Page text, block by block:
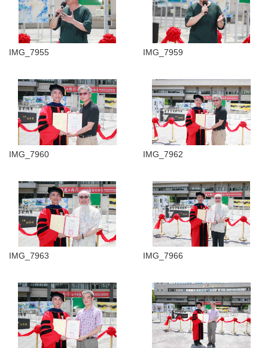
IMG_7955 IMG_7959
IMG_7960 IMG_7962
IMG_7963 IMG_7966